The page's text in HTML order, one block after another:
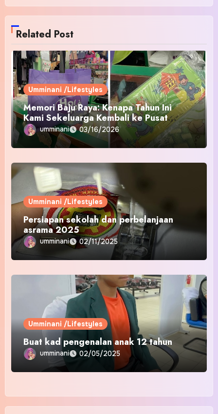
Related Post
Umminani /Lifestyles
Memori Baju Raya: Kenapa Tahun Ini
Kami Sekeluarga Kembali ke Pusat
Pakaian Hari-Hari?
umminani 03/16/2026
Umminani /Lifestyles
Persiapan sekolah dan perbelanjaan
asrama 2025
umminani 02/11/2025
Umminani /Lifestyles
Buat kad pengenalan anak 12 tahun
umminani 02/05/2025